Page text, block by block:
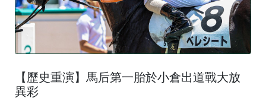
【歷史重演】馬后第一胎於小倉出道戰大放
異彩